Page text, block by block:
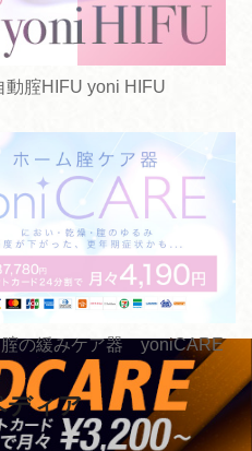
動腟HIFU yoni HIFU
腟の緩みケア器 yoniCARE
ディア